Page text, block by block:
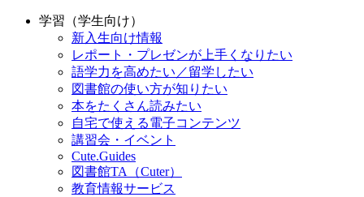
学習（学生向け）
新入生向け情報
レポート・プレゼンが上手くなりたい
語学力を高めたい／留学したい
図書館の使い方が知りたい
本をたくさん読みたい
自宅で使える電子コンテンツ
講習会・イベント
Cute.Guides
図書館TA（Cuter）
教育情報サービス